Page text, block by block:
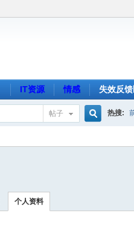
IT资源 情感 失效反
帖子 热搜:
个人资料